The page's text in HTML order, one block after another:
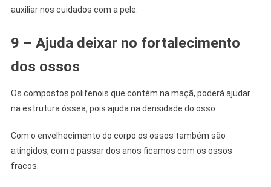
auxiliar nos cuidados com a pele.
9 – Ajuda deixar no fortalecimento
dos ossos
Os compostos polifenois que contém na maçã, poderá ajudar
na estrutura óssea, pois ajuda na densidade do osso.
Com o envelhecimento do corpo os ossos também são
atingidos, com o passar dos anos ficamos com os ossos
fracos.